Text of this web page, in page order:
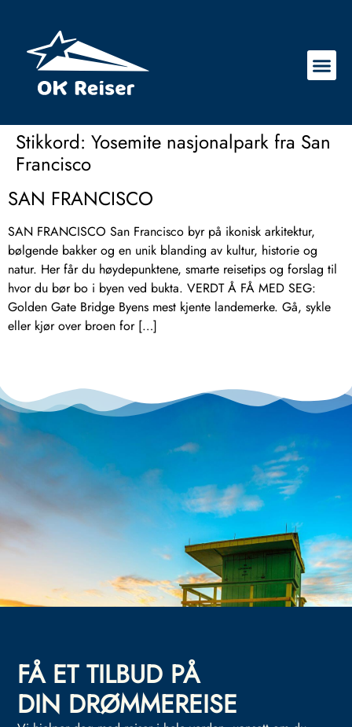
Stikkord: Yosemite nasjonalpark fra San
Francisco
SAN FRANCISCO
SAN FRANCISCO San Francisco byr på ikonisk arkitektur,
bølgende bakker og en unik blanding av kultur, historie og
natur. Her får du høydepunktene, smarte reisetips og forslag til
hvor du bør bo i byen ved bukta. VERDT Å FÅ MED SEG:
Golden Gate Bridge Byens mest kjente landemerke. Gå, sykle
eller kjør over broen for […]
FÅ ET TILBUD PÅ
DIN DRØMMEREISE